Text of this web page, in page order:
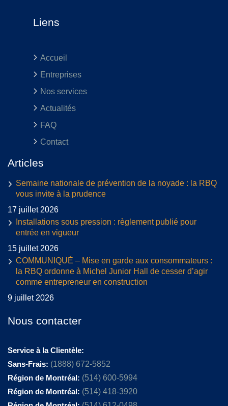
Liens
Accueil
Entreprises
Nos services
Actualités
FAQ
Contact
Articles
Semaine nationale de prévention de la noyade : la RBQ
vous invite à la prudence
17 juillet 2026
Installations sous pression : règlement publié pour
entrée en vigueur
15 juillet 2026
COMMUNIQUÉ – Mise en garde aux consommateurs :
la RBQ ordonne à Michel Junior Hall de cesser d’agir
comme entrepreneur en construction
9 juillet 2026
Nous contacter
Service à la Clientèle:
Sans-Frais: (1888) 672-5852
Région de Montréal: (514) 600-5994
Région de Montréal: (514) 418-3920